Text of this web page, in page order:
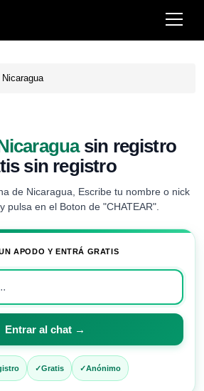
Nicaragua
sin registro
sin registro
de Nicaragua, Escribe tu nombre o nick
pulsa en el Boton de "CHATEAR".
APODO Y ENTRÁ GRATIS
Entrar al chat →
Gratis Anónimo